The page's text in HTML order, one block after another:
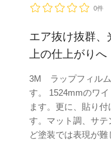
0件
エア抜け抜群、
上の仕上がりへ
3M ラップフィルム
す。 1524mmのワ
ます。更に、貼り
す。マット調、サ
ど塗装では表現が難